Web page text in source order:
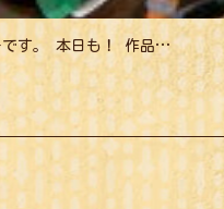
です。 本日も！ 作品…